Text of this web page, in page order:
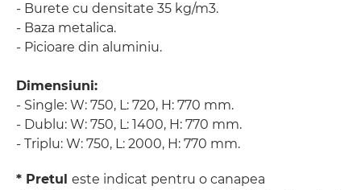
- Burete cu densitate 35 kg/m3.
- Baza metalica.
- Picioare din aluminiu.
Dimensiuni:
- Single: W: 750, L: 720, H: 770 mm.
- Dublu: W: 750, L: 1400, H: 770 mm.
- Triplu: W: 750, L: 2000, H: 770 mm.
* Pretul este indicat pentru o canapea